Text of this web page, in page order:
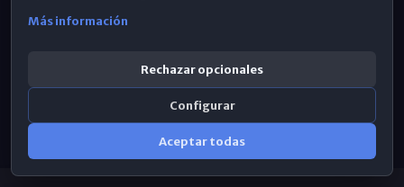
Más información
Rechazar opcionales
Configurar
Aceptar todas